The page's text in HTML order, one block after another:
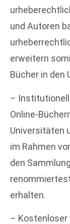
und Autoren
erweitern
Bücher in den
–
Online-
Universitäten
im Rahmen
den
erhalten.
– Kostenloser